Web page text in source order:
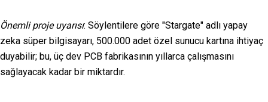
Önemli proje uyarısı: Söylentilere göre "Stargate" adlı yapay
zeka süper bilgisayarı, 500.000 adet özel sunucu kartına ihtiyaç
duyabilir; bu, üç dev PCB fabrikasının yıllarca çalışmasını
sağlayacak kadar bir miktardır.